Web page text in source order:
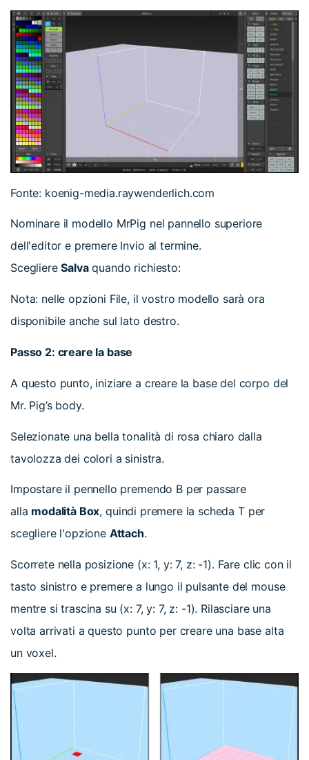
Fonte: koenig-media.raywenderlich.com
Nominare il modello MrPig nel pannello superiore
dell'editor e premere Invio al termine.
Scegliere Salva quando richiesto:
Nota: nelle opzioni File, il vostro modello sarà ora
disponibile anche sul lato destro.
Passo 2: creare la base
A questo punto, iniziare a creare la base del corpo del
Mr. Pig’s body.
Selezionate una bella tonalità di rosa chiaro dalla
tavolozza dei colori a sinistra.
Impostare il pennello premendo B per passare
alla modalità Box, quindi premere la scheda T per
scegliere l'opzione Attach.
Scorrete nella posizione (x: 1, y: 7, z: -1). Fare clic con il
tasto sinistro e premere a lungo il pulsante del mouse
mentre si trascina su (x: 7, y: 7, z: -1). Rilasciare una
volta arrivati a questo punto per creare una base alta
un voxel.